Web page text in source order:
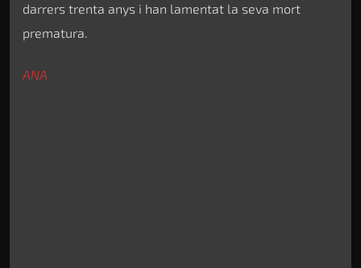
darrers trenta anys i han lamentat la seva mort
prematura.
ANA